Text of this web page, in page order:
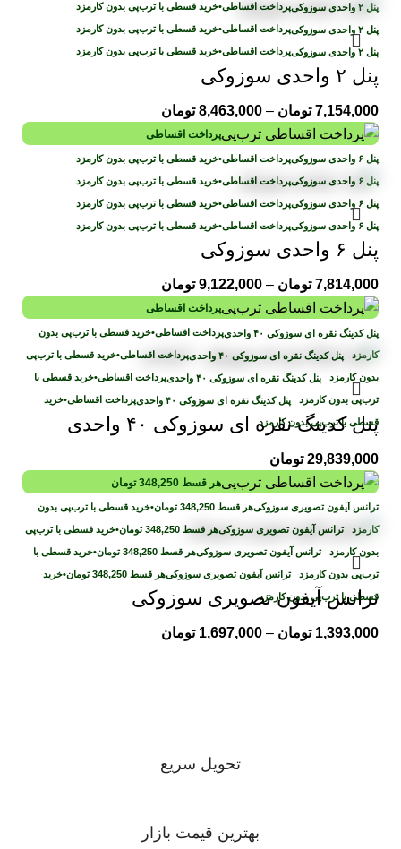
پرداخت اقساطی•خرید قسطی با ترب‌پی بدون کارمزد
پرداخت اقساطی•خرید قسطی با ترب‌پی بدون کارمزد
پرداخت اقساطی•خرید قسطی با ترب‌پی بدون کارمزد
پنل ۲ واحدی سوزوکی
7,154,000 تومان –
8,463,000 تومان
پرداخت اقساطی
پرداخت اقساطی•خرید قسطی با ترب‌پی بدون کارمزد
پرداخت اقساطی•خرید قسطی با ترب‌پی بدون کارمزد
پرداخت اقساطی•خرید قسطی با ترب‌پی بدون کارمزد
پرداخت اقساطی•خرید قسطی با ترب‌پی بدون کارمزد
پنل ۶ واحدی سوزوکی
7,814,000 تومان –
9,122,000 تومان
پرداخت اقساطی
پرداخت اقساطی•خرید قسطی با ترب‌پی بدون
کارمزد پرداخت اقساطی•خرید قسطی با ترب‌پی
بدون کارمزد پرداخت اقساطی•خرید قسطی با
ترب‌پی بدون کارمزد پرداخت اقساطی•خرید
قسطی با ترب‌پی بدون کارمزد
پنل کدینگ نقره ای سوزوکی ۴۰ واحدی
29,839,000 تومان
هر قسط 348,250 تومان
هر قسط 348,250 تومان•خرید قسطی با ترب‌پی بدون
کارمزد هر قسط 348,250 تومان•خرید قسطی با ترب‌پی
بدون کارمزد هر قسط 348,250 تومان•خرید قسطی با
ترب‌پی بدون کارمزد هر قسط 348,250 تومان•خرید
قسطی با ترب‌پی بدون کارمزد
ترانس آیفون تصویری سوزوکی
1,393,000 تومان –
1,697,000 تومان
تحویل سریع
بهترین قیمت بازار